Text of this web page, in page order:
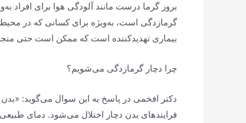
بروز گرما درست مانند آلودگی هوا برای
گرمازدگی است، به‌ویژه برای کسانی که در
بیماری تهدیدکننده است که ممکن است حتی
چرا دچار گرمازدگی می‌شویم؟
دکتر افخمی در پاسخ به این سوال می‌گوید: «بدن